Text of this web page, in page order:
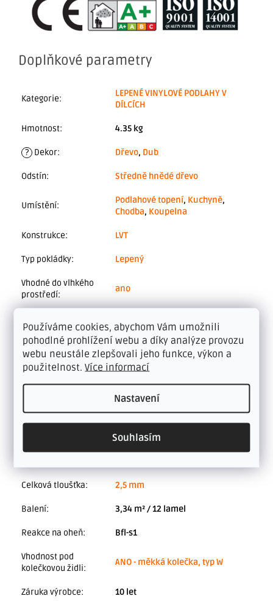
Používáme cookies, abychom Vám umožnili
pohodlné prohlížení webu a díky analýze provozu
webu neustále zlepšovali jeho funkce, výkon a
použitelnost.Více informací
Nastavení
Souhlasím
Doplňkové parametry
Kategorie:
LEPENÉ VINYLOVÉ PODLAHY V
DÍLCÍCH
Hmotnost: 4.35 kg
? Dekor: Dřevo, Dub
Odstín: Středně hnědé dřevo
Umístění:
Podlahové topení, Kuchyně,
Chodba, Koupelna
Konstrukce: LVT
Typ pokládky: Lepený
Vhodné do vlhkého
prostředí:
ano
Nášlapná vrstva: 0,55 mm
Značka: Floor Forever
V-spára: jemná mikro 4V
Bez ftalátů,
Celková tloušťka: 2,5 mm
Balení: 3,34 m² / 12 lamel
Reakce na oheň: Bfl-s1
Vhodnost pod
kolečkovou židli:
ANO - měkká kolečka, typ W
Záruka výrobce: 10 let